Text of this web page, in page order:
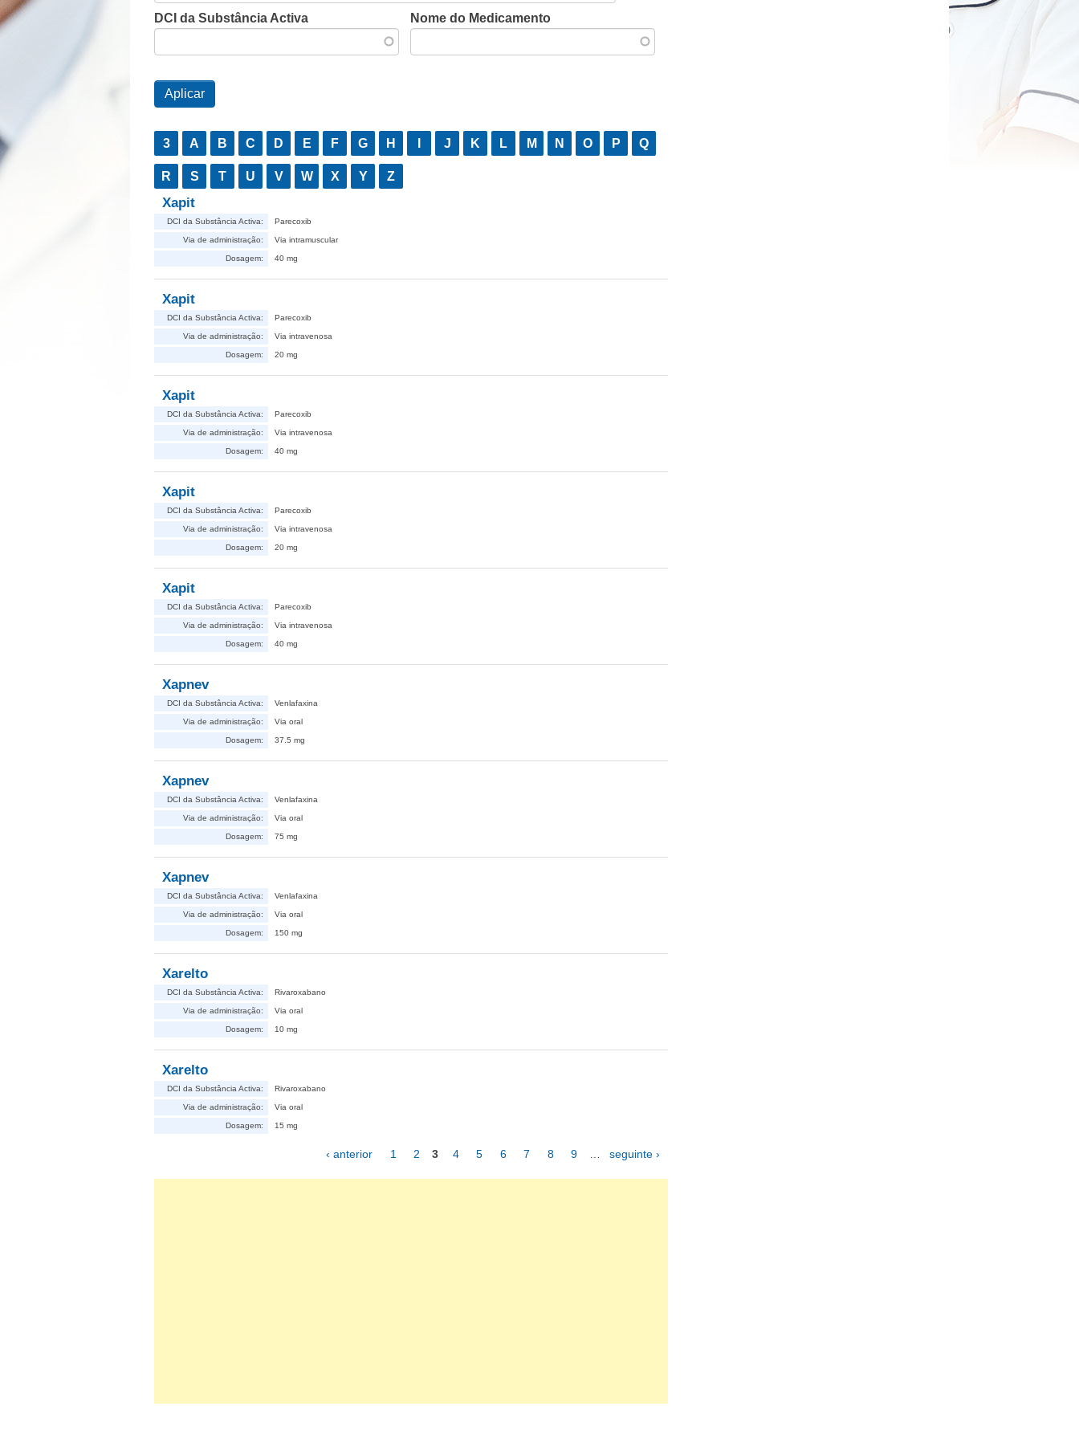
DCI da Substância Activa Nome do Medicamento
3 A B C D E F G H J K L M N O P Q
R S T U V W X Y Z
Xapit
DCI da Substância Activa: Parecoxib
Via de administração: Via intramuscular
Dosagem: 40 mg
Xapit
DCI da Substância Activa: Parecoxib
Via de administração: Via intravenosa
Dosagem: 20 mg
Xapit
DCI da Substância Activa: Parecoxib
Via de administração: Via intravenosa
Dosagem: 40 mg
Xapit
DCI da Substância Activa: Parecoxib
Via de administração: Via intravenosa
Dosagem: 20 mg
Xapit
DCI da Substância Activa: Parecoxib
Via de administração: Via intravenosa
Dosagem: 40 mg
Xapnev
DCI da Substância Activa: Venlafaxina
Via de administração: Via oral
Dosagem: 37.5 mg
Xapnev
DCI da Substância Activa: Venlafaxina
Via de administração: Via oral
Dosagem: 75 mg
Xapnev
DCI da Substância Activa: Venlafaxina
Via de administração: Via oral
Dosagem: 150 mg
Xarelto
DCI da Substância Activa: Rivaroxabano
Via de administração: Via oral
Dosagem: 10 mg
Xarelto
DCI da Substância Activa: Rivaroxabano
Via de administração: Via oral
Dosagem: 15 mg
‹ anterior 1 2 3 4 5 6 7 8 9 seguinte ›